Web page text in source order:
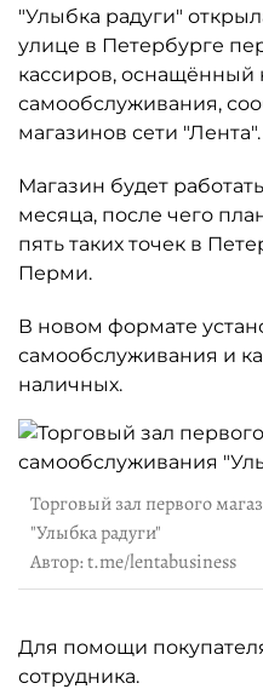
"Улыбка радуги"
улице в Петербурге
кассиров, оснащённый
самообслуживания,
магазинов сети "Лента".
Магазин будет
месяца, после чего
пять таких точек в
Перми.
В новом формате
самообслуживания и
наличных.
Торговый зал первого
"Улыбка радуги"
Автор: t.me/lentabusiness
Для помощи
сотрудника.